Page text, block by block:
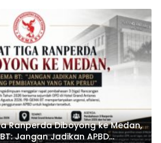
Ranperda Diboyong ke Medan,
BT: Jangan Jadikan APBD